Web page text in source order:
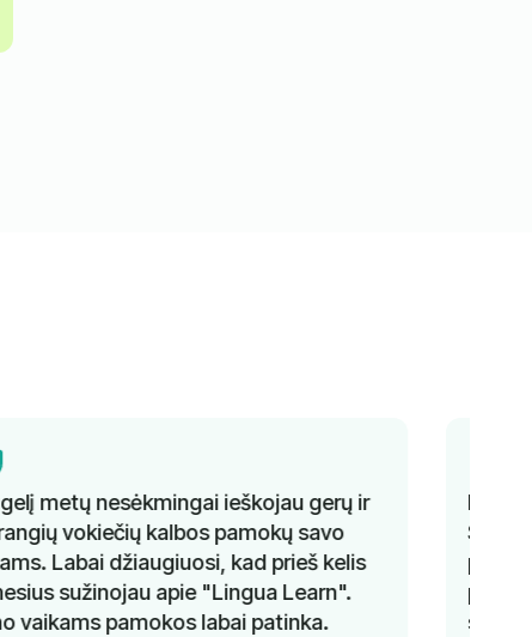
Man labai patiko ispanų kalbos kursai su
Susana. Ji sugebėjo keisti temas kiekvieną
pamoką, kartu pateikdama gramatikos
pratimus. Išmokau labai daug. Negaliu
sulaukti, kada galėsiu tęsti ir pagerinti savo